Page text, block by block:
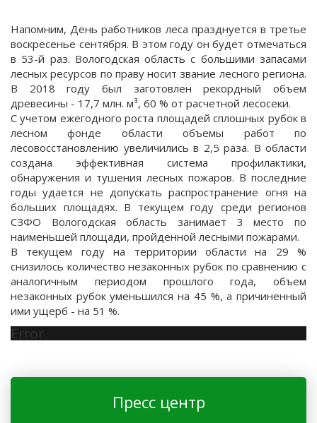
Напомним, День работников леса празднуется в третье
воскресенье сентября. В этом году он будет отмечаться
в 53-й раз. Вологодская область с большими запасами
лесных ресурсов по праву носит звание лесного региона.
В 2018 году был заготовлен рекордный объем
древесины - 17,7 млн. м³, 60 % от расчетной лесосеки.
С учетом ежегодного роста площадей сплошных рубок в
лесном фонде области объемы работ по
лесовосстановлению увеличились в 2,5 раза. В области
создана эффективная система профилактики,
обнаружения и тушения лесных пожаров. В последние
годы удается не допускать распространение огня на
больших площадях. В текущем году среди регионов
СЗФО Вологодская область занимает 3 место по
наименьшей площади, пройденной лесными пожарами.
В текущем году на территории области на 29 %
снизилось количество незаконных рубок по сравнению с
аналогичным периодом прошлого года, объем
незаконных рубок уменьшился на 45 %, а причиненный
ими ущерб - на 51 %.
Error
Пресс центр